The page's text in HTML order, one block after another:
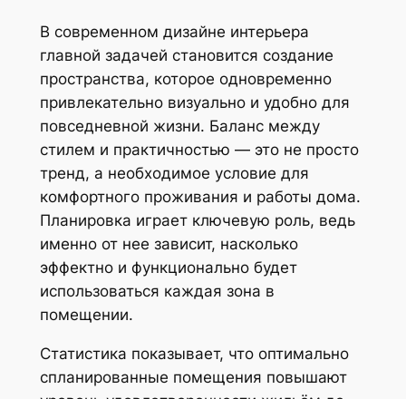
В современном дизайне интерьера
главной задачей становится создание
пространства, которое одновременно
привлекательно визуально и удобно для
повседневной жизни. Баланс между
стилем и практичностью — это не просто
тренд, а необходимое условие для
комфортного проживания и работы дома.
Планировка играет ключевую роль, ведь
именно от нее зависит, насколько
эффектно и функционально будет
использоваться каждая зона в
помещении.
Статистика показывает, что оптимально
спланированные помещения повышают